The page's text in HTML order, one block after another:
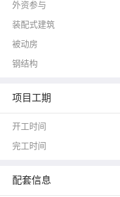
外资参与
装配式建筑
被动房
钢结构
项目工期
开工时间
完工时间
配套信息